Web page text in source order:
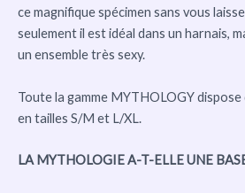
ce magnifique spécimen sans vous
seulement il est idéal dans un harnais,
un ensemble très sexy.
Toute la gamme MYTHOLOGY
en tailles S/M et L/XL.
LA MYTHOLOGIE A-T-ELLE UNE